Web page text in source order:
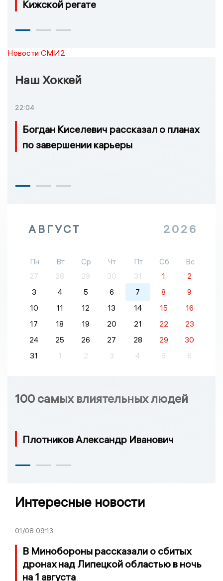
Кижской регате
Новости СМИ2
Наш Хоккей
22:04
Богдан Киселевич рассказал о планах
по завершении карьеры
АВГУСТ 2026
Пн Вт Ср Чт Пт Сб
Вс
27
28 29 30 31 1
2
3
4 5 6 7 8
9
10
11 12 13 14 15
16
17
18 19 20 21 22
23
24
25 26 27 28 29
30
31
1 2 3 4 5 6
100 самых влиятельных людей
Плотников Александр Иванович
Интересные новости
01/08 09:13
В Минобороны рассказали о сбитых
дронах над Липецкой областью в ночь
на 1 августа